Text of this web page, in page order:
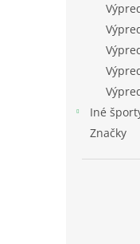
Iné
Značky